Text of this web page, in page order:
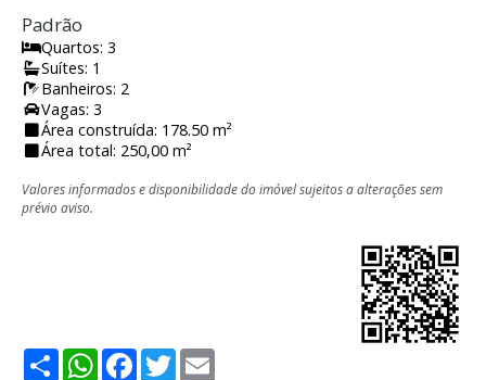
Padrão
Quartos: 3
Suítes: 1
Banheiros: 2
Vagas: 3
Área construída: 178.50 m²
Área total: 250,00 m²
Valores informados e disponibilidade do imóvel sujeitos a alterações sem
prévio aviso.
ShareWhatsApp
Facebook
Twitter